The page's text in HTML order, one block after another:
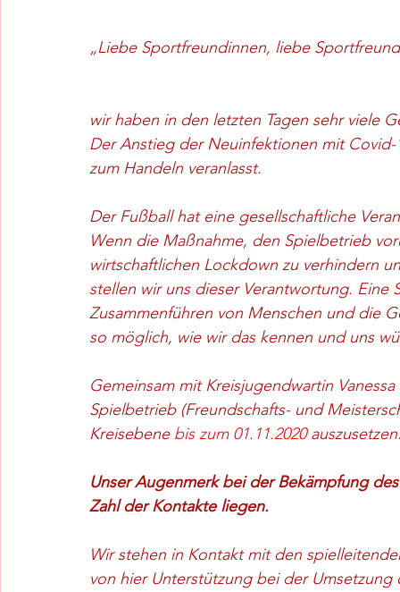
„Liebe Sportfreundinnen, liebe
wir haben in den letzten Tagen sehr viele
Der Anstieg der Neuinfektionen mit
zum Handeln veranlasst.
Der Fußball hat eine gesellschaftliche
Wenn die Maßnahme, den Spielbetrieb
wirtschaftlichen Lockdown zu verhindern
stellen wir uns dieser Verantwortung.
Zusammenführen von Menschen und die
so möglich, wie wir das kennen und uns
Gemeinsam mit Kreisjugendwartin
Spielbetrieb (Freundschafts- und
Kreisebene bis zum 01.11.2020
Unser Augenmerk bei der Bekämpfung
Zahl der Kontakte liegen.
Wir stehen in Kontakt mit den
von hier Unterstützung bei der Umsetzung